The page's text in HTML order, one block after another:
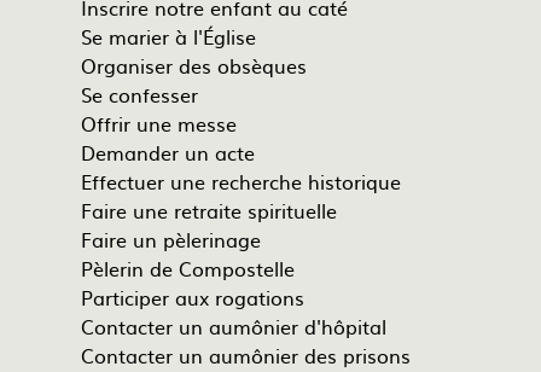
Inscrire notre enfant au caté
Se marier à l'Église
Organiser des obsèques
Se confesser
Offrir une messe
Demander un acte
Effectuer une recherche historique
Faire une retraite spirituelle
Faire un pèlerinage
Pèlerin de Compostelle
Participer aux rogations
Contacter un aumônier d'hôpital
Contacter un aumônier des prisons